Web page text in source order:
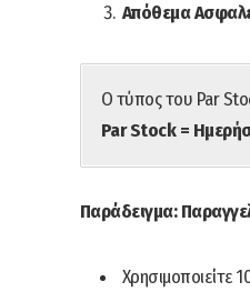
Απόθεμα
Ο τύπος του Par
Par Stock =
Παράδειγμα:
Χρησιμοποιείτε